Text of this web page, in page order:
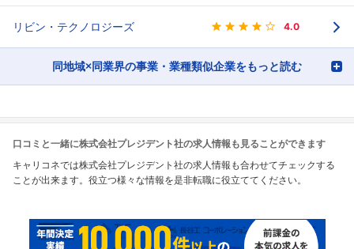
リビン・テクノロジーズ 4.0
同地域×同業界の事業・業種類似企業をもっと読む
口コミと一緒に株式会社プレジデント社の求人情報も見ることができます
キャリコネでは株式会社プレジデント社の求人情報も合わせてチェックする
ことが出来ます。役立つ様々な情報を是非転職に役立ててください。